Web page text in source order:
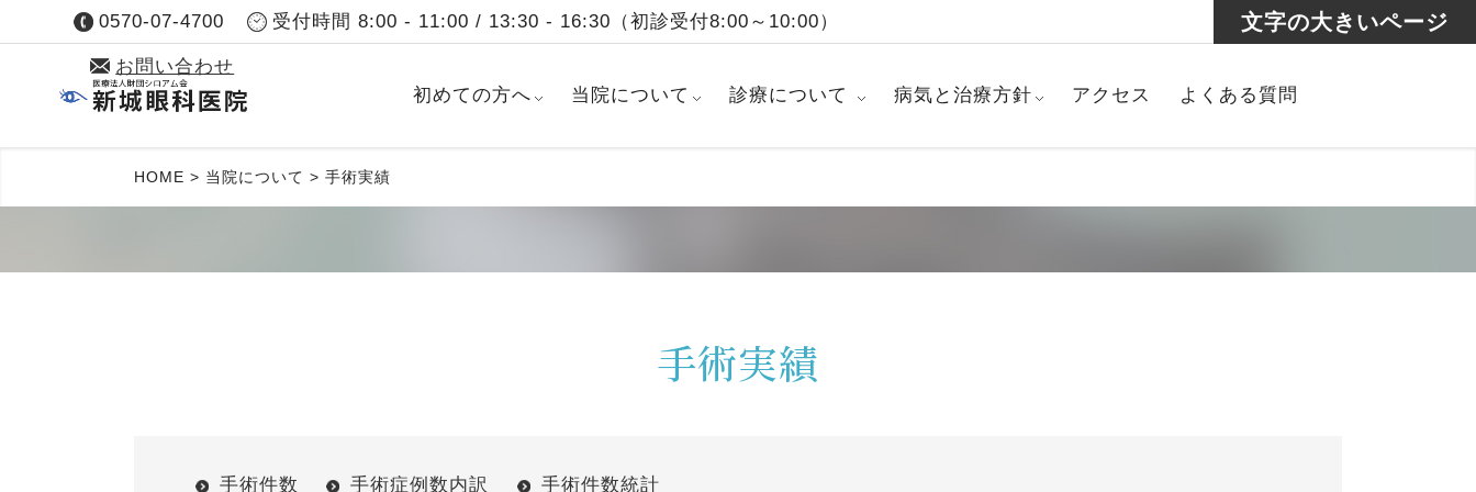
0570-07-4700 受付時間 8:00 - 11:00 / 13:30 - 16:30 （初診受付8:00～10:00）
お問い合わせ
文字の大きいページ
初めての方へ 当院について 診療について 病気と治療方針 アクセス よくある質問
HOME > 当院について > 手術実績
手術実績
手術件数 手術症例数内訳 手術件数統計